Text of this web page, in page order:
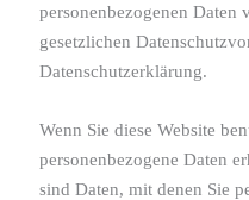
personenbezogenen Daten
gesetzlichen
Datenschutzerklärung.
Wenn Sie diese Website
personenbezogene Daten
sind Daten, mit denen Sie